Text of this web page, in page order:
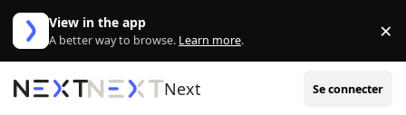
Aller au contenu
View in the app
A better way to browse. Learn more. ×
Next Se connecter